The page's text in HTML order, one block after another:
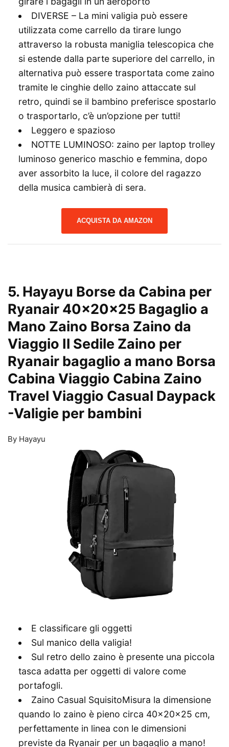
DIVERSE – La mini valigia può essere
utilizzata come carrello da tirare lungo
attraverso la robusta maniglia telescopica che
si estende dalla parte superiore del carrello, in
alternativa può essere trasportata come zaino
tramite le cinghie dello zaino attaccate sul
retro, quindi se il bambino preferisce spostarlo
o trasportarlo, c’è un’opzione per tutti!
Leggero e spazioso
NOTTE LUMINOSO: zaino per laptop trolley
luminoso generico maschio e femmina, dopo
aver assorbito la luce, il colore del ragazzo
della musica cambierà di sera.
ACQUISTA DA AMAZON
5. Hayayu Borse da Cabina per
Ryanair 40x20x25 Bagaglio a
Mano Zaino Borsa Zaino da
Viaggio Il Sedile Zaino per
Ryanair bagaglio a mano Borsa
Cabina Viaggio Cabina Zaino
Travel Viaggio Casual Daypack
-Valigie per bambini
By Hayayu
E classificare gli oggetti
Sul manico della valigia!
Sul retro dello zaino è presente una piccola
tasca adatta per oggetti di valore come
portafogli.
Zaino Casual SquisitoMisura la dimensione
quando lo zaino è pieno circa 40x20x25 cm,
perfettamente in linea con le dimensioni
previste da Ryanair per un bagaglio a mano!